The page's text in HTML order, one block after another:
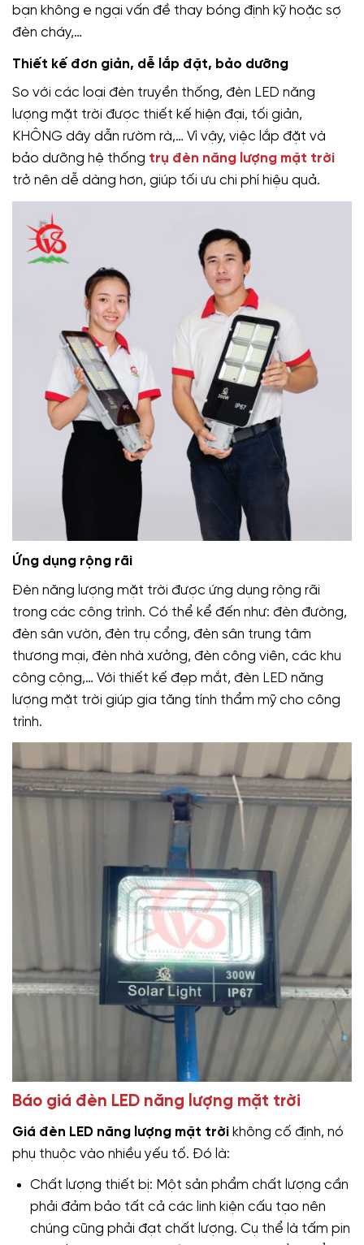
bạn không e ngại vấn đề thay bóng định kỹ hoặc sợ
đèn cháy,…
Thiết kế đơn giản, dễ lắp đặt, bảo dưỡng
So với các loại đèn truyền thống, đèn LED năng
lượng mặt trời được thiết kế hiện đại, tối giản,
KHÔNG dây dẫn rườm rà,… Vì vậy, việc lắp đặt và
bảo dưỡng hệ thống trụ đèn năng lượng mặt trời
trở nên dễ dàng hơn, giúp tối ưu chi phí hiệu quả.
Ứng dụng rộng rãi
Đèn năng lượng mặt trời được ứng dụng rộng rãi
trong các công trình. Có thể kể đến như: đèn đường,
đèn sân vườn, đèn trụ cổng, đèn sân trung tâm
thương mại, đèn nhà xưởng, đèn công viên, các khu
công cộng,… Với thiết kế đẹp mắt, đèn LED năng
lượng mặt trời giúp gia tăng tính thẩm mỹ cho công
trình.
Báo giá đèn LED năng lượng mặt trời
Giá đèn LED năng lượng mặt trời không cố định, nó
phụ thuộc vào nhiều yếu tố. Đó là:
Chất lượng thiết bị: Một sản phẩm chất lượng cần
phải đảm bảo tất cả các linh kiện cấu tạo nên
chúng cũng phải đạt chất lượng. Cụ thể là tấm pin